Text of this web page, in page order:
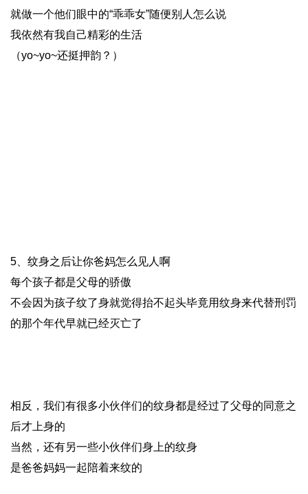
就做一个他们眼中的“乖乖女”随便别人怎么说
我依然有我自己精彩的生活
（yo~yo~还挺押韵？）
5、纹身之后让你爸妈怎么见人啊
每个孩子都是父母的骄傲
不会因为孩子纹了身就觉得抬不起头毕竟用纹身来代替刑罚
的那个年代早就已经灭亡了
相反，我们有很多小伙伴们的纹身都是经过了父母的同意之
后才上身的
当然，还有另一些小伙伴们身上的纹身
是爸爸妈妈一起陪着来纹的